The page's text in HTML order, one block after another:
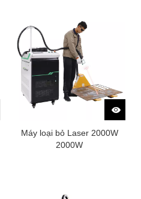
Máy loại bỏ Laser 2000W
2000W